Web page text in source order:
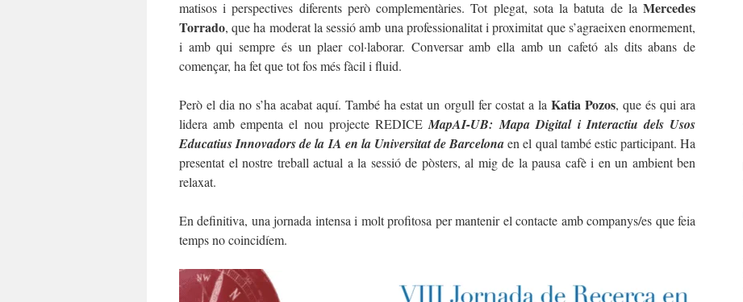
matisos i perspectives diferents però complementàries. Tot plegat, sota la batuta de la Mercedes
Torrado, que ha moderat la sessió amb una professionalitat i proximitat que s’agraeixen enormement,
i amb qui sempre és un plaer col·laborar. Conversar amb ella amb un cafetó als dits abans de
començar, ha fet que tot fos més fàcil i fluid.
Però el dia no s’ha acabat aquí. També ha estat un orgull fer costat a la Katia Pozos, que és qui ara
lidera amb empenta el nou projecte REDICEMapAI-UB: Mapa Digital i Interactiu dels Usos
Educatius Innovadors de la IA en la Universitat de Barcelonaen el qual també estic participant. Ha
presentat el nostre treball actual a la sessió de pòsters, al mig de la pausa cafè i en un ambient ben
relaxat.
En definitiva, una jornada intensa i molt profitosa per mantenir el contacte amb companys/es que feia
temps no coincidíem.